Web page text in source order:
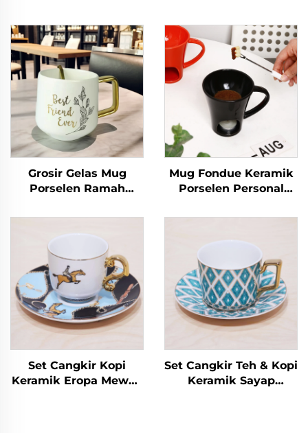
Grosir Gelas Mug
Porselen Ramah
Pinggiran Emas, Aman
untuk Kopi, Teh, Latte,
Espresso, Cappuccino,
Cocok sebagai Hadiah
Mug Fondue Keramik
Porselen Personal
Porselen dengan
Set Cangkir Kopi
Keramik Eropa Mewah
Set Cangkir Teh & Kopi
Keramik Sayap